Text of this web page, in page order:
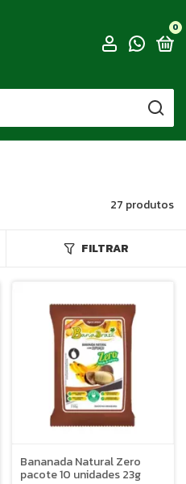
0
27 produtos
FILTRAR
Bananada Natural Zero
pacote 10 unidades 23g